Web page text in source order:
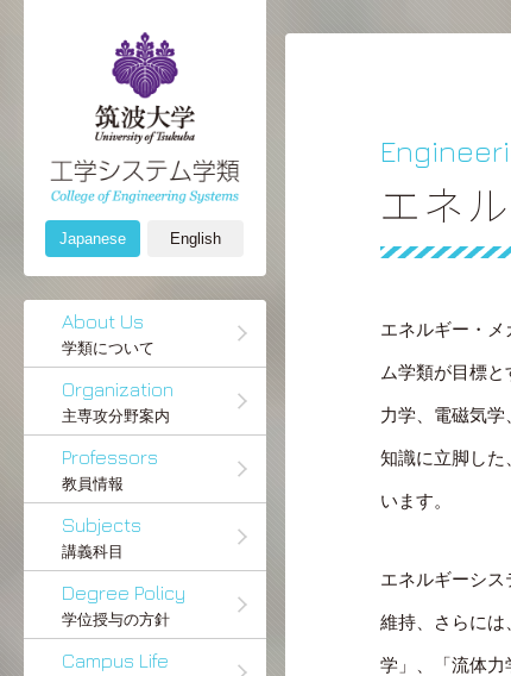
Japanese English
About Us
学類について
Organization
主専攻分野案内
Professors
教員情報
Subjects
講義科目
Degree Policy
学位授与の方針
Campus Life
エネ
エネルギー・
ム学類が目標
力学、電磁気
知識に立脚し
います。
エネルギーシ
維持、さらには
学」、「流体